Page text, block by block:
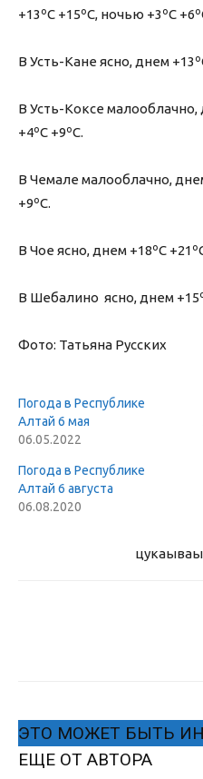
+13ºС +15ºС, ночью +3ºС
В Усть-Кане ясно, днем
В Усть-Коксе малооблачно,
+4ºС +9ºС.
В Чемале малооблачно,
+9ºС.
В Чое ясно, днем +18ºС
В Шебалино ясно, днем
Фото: Татьяна Русских
Погода в Республике
Алтай 6 мая
06.05.2022
Погода в Республике
Алтай 6 августа
06.08.2020
цукаыва
ЭТО МОЖЕТ БЫТЬ
ЕЩЕ ОТ АВТОРА